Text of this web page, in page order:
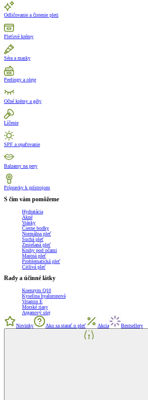
Odličovanie a čistenie pleti
Pleťové krémy
Séra a masky
Peelingy a oleje
Očné krémy a gély
Líčenie
SPF a opaľovanie
Balzamy na pery
Prípravky k prístrojom
S čím vám pomôžeme
Hydratácia
Akné
Vrásky
Čierne bodky
Normálna pleť
Suchá pleť
Zmiešaná pleť
Kruhy pod očami
Mastná pleť
Problematická pleť
Citlivá pleť
Rady a účinné látky
Koenzym Q10
Kyselina hyaluronová
Vitamin E
Morské riasy
Arganový olej
Novinky Ako sa starať o pleť Akcia Bestsellery